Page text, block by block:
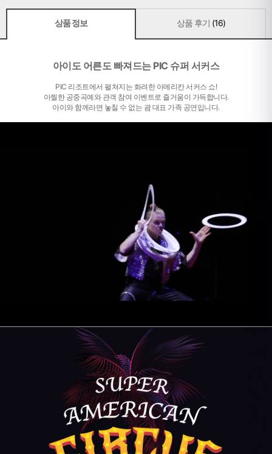
상품 정보 상품 후기 (16)
아이도 어른도 빠져드는 PIC 슈퍼 서커스
PIC 리조트에서 펼쳐지는 화려한 아메리칸 서커스 쇼!
아찔한 공중곡예와 관객 참여 이벤트로 즐거움이 가득합니다.
아이와 함께라면 놓칠 수 없는 괌 대표 가족 공연입니다.